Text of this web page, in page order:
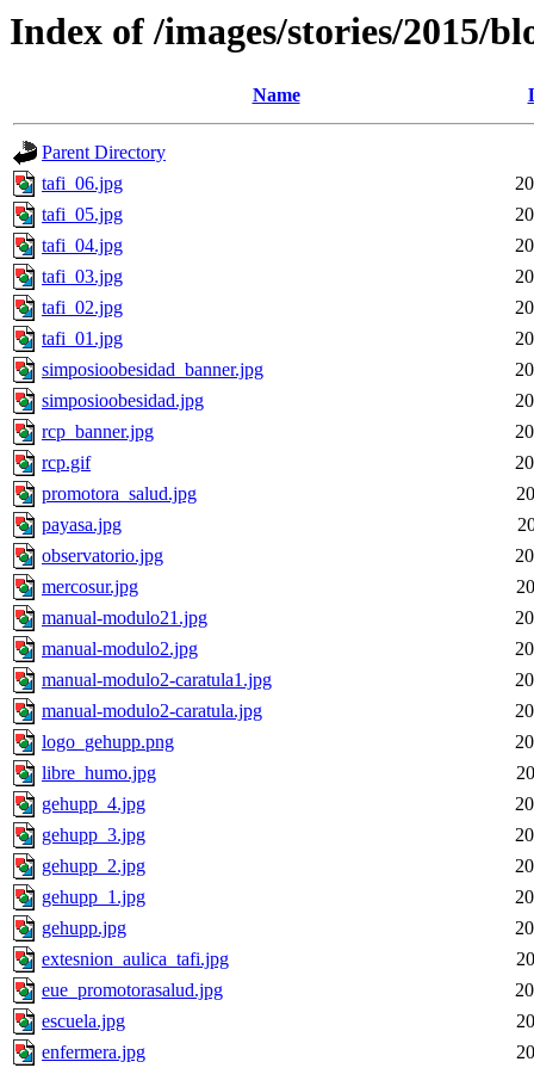
Index of /images/stories/2015/
Name
Parent Directory
tafi_06.jpg
tafi_05.jpg
tafi_04.jpg
tafi_03.jpg
tafi_02.jpg
tafi_01.jpg
simposioobesidad_banner.jpg
simposioobesidad.jpg
rcp_banner.jpg
rcp.gif
promotora_salud.jpg
payasa.jpg
observatorio.jpg
mercosur.jpg
manual-modulo21.jpg
manual-modulo2.jpg
manual-modulo2-caratula1.jpg
manual-modulo2-caratula.jpg
logo_gehupp.png
libre_humo.jpg
gehupp_4.jpg
gehupp_3.jpg
gehupp_2.jpg
gehupp_1.jpg
gehupp.jpg
extesnion_aulica_tafi.jpg
eue_promotorasalud.jpg
escuela.jpg
enfermera.jpg